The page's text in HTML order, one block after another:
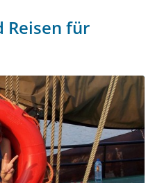
Reisen für